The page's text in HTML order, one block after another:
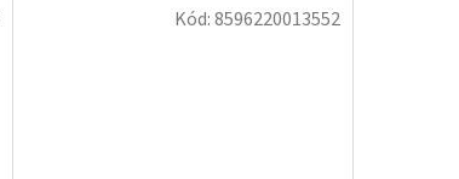
Kód:8596220013552